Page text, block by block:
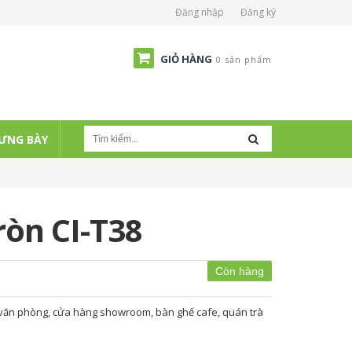
Đăng nhập Đăng ký
GIỎ HÀNG 0 sản phẩm
BÀY
CI-T38
Còn hàng
phòng, cửa hàng showroom, bàn ghế cafe, quán trà